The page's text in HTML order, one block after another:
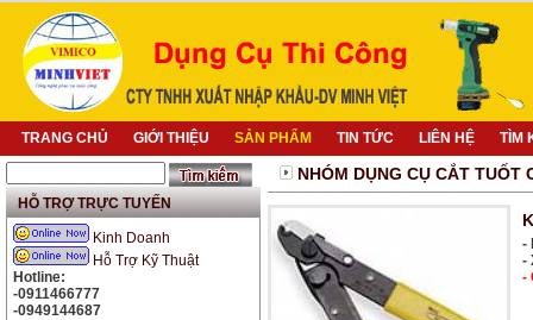
TRANG CHỦ GIỚI THIỆU SẢN PHẨM TIN TỨC LIÊN HỆ TÌM
HỖ TRỢ TRỰC TUYẾN
Kinh Doanh
Hỗ Trợ Kỹ Thuật
Hotline:
-0911466777
-0949144687
NHÓM DỤNG CỤ CẮT TUỐT
-
-
-